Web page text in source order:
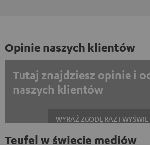
Opinie naszych klientów
Tutaj znajdziesz opinie i
naszych klientów
WYRAŹ ZGODĘ RAZ I
Zawsze wyświetlać treści zewnętrzne? Włącz tę
Teufel w świecie mediów